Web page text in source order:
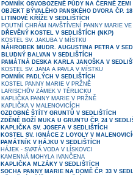
POMNÍK OSVOBOZENÉ PŮDY NA ČERNÉ
OBJEKT BÝVALÉHO PANSKÉHO DVORA ČP.
LITINOVÉ KŘÍŽE V SEDLIŠTÍCH
POUTNÍ CHRÁM NAVŠTÍVENÍ PANNY MARIE
DŘEVĚNÝ KOSTEL V SEDLIŠTÍCH (NKP)
KOSTEL SV. JAKUBA V MÍSTKU
NÁHROBEK MUDR. AUGUSTINA PETRA V
BLUDNÝ BALVAN V SEDLIŠTÍCH
PAMÁTNÁ DESKA KARLA JANOŠKA V
KOSTEL SV. JANA A PAVLA V MÍSTKU
POMNÍK PADLÝCH V SEDLIŠTÍCH
KOSTEL PANNY MARIE V PRŽNĚ
LARISCHŮV ZÁMEK V TĚRLICKU
KAPLIČKA PANNY MARIE V PRŽNĚ
KAPLIČKA V MALENOVICÍCH
OZDOBNÉ ŠTÍTY GRUNTŮ V SEDLIŠTÍCH
ZDĚNÉ BOŽÍ MUKA U GRUNTU ČP. 24 V
KAPLIČKA SV. JOSEFA V SEDLIŠTÍCH
KOSTEL SV. IGNÁCE Z LOYOLY V
PAMÁTNÍK V HÁJKU V SEDLIŠTÍCH
HÁJEK - SVATÁ VODA V LÍSKOVCI
KAMENNÁ MOHYLA IVANČENA
KAPLIČKA MLZÁKY V SEDLIŠTÍCH
SOCHA PANNY MARIE NA DOMĚ ČP. 33 V